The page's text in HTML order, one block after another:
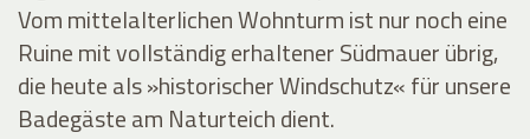
Vom mittelalterlichen Wohnturm ist nur noch eine
Ruine mit vollständig erhaltener Südmauer übrig,
die heute als »historischer Windschutz« für unsere
Badegäste am Naturteich dient.